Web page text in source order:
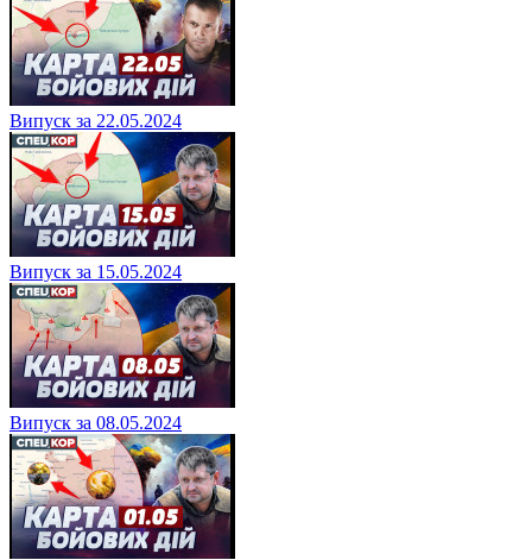
Випуск за 22.05.2024
Випуск за 15.05.2024
Випуск за 08.05.2024